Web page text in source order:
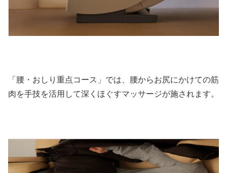
「腰・おしり重点コース」では、腰からお尻にかけての筋
肉を手技を活用して深くほぐすマッサージが施されます。